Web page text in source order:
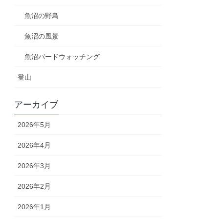
魚沼の野鳥
魚沼の風景
魚沼バードウォッチング
登山
アーカイブ
2026年5月
2026年4月
2026年3月
2026年2月
2026年1月